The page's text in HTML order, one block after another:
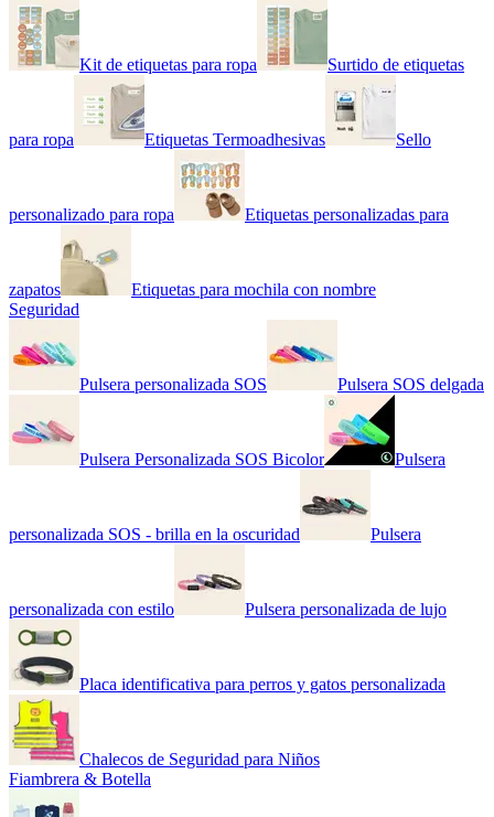
Kit de etiquetas para ropa Surtido de etiquetas
para ropa Etiquetas Termoadhesivas Sello
personalizado para ropa Etiquetas personalizadas para
zapatos
Etiquetas para mochila con nombre
Seguridad
Pulsera personalizada SOS Pulsera SOS delgada
Pulsera Personalizada SOS Bicolor Pulsera
personalizada SOS - brilla en la oscuridad Pulsera
personalizada con estilo Pulsera personalizada de lujo
Placa identificativa para perros y gatos personalizada
Chalecos de Seguridad para Niños
Fiambrera & Botella